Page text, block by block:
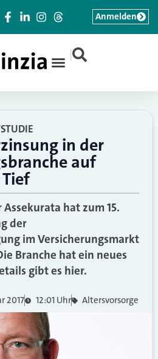
|
Anmelden
in der
auf
hat zum 15.
der
im Versicherungsmarkt
Branche hat ein neues
gibt es hier.
2017 12:01 Uhr Altersvorsorge